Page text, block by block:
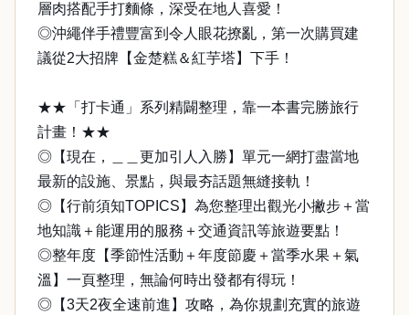
層肉搭配手打麵條，深受在地人喜愛！
◎沖繩伴手禮豐富到令人眼花撩亂，第一次購買建
議從2大招牌【金楚糕＆紅芋塔】下手！
★★「打卡通」系列精闢整理，靠一本書完勝旅行
計畫！★★
◎【現在，＿＿更加引人入勝】單元一網打盡當地
最新的設施、景點，與最夯話題無縫接軌！
◎【行前須知TOPICS】為您整理出觀光小撇步＋當
地知識＋能運用的服務＋交通資訊等旅遊要點！
◎整年度【季節性活動＋年度節慶＋當季水果＋氣
溫】一頁整理，無論何時出發都有得玩！
◎【3天2夜全速前進】攻略，為你規劃充實的旅遊